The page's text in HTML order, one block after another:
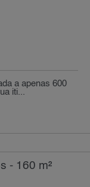
a apenas 600
iti...
- 160 m²